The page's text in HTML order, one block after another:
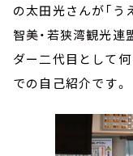
の太田光さんが「う
智美・若狭湾観光連
ダー二代目として何
での自己紹介です。